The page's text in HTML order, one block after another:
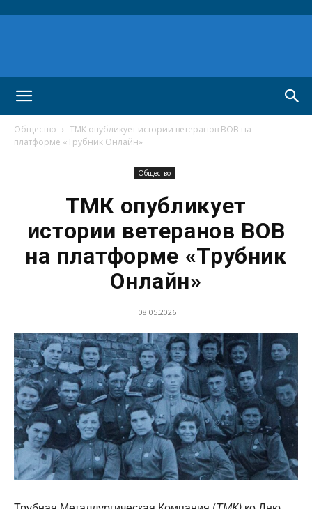
Общество
ТМК опубликует истории ветеранов ВОВ на
платформе «Трубник Онлайн»
Общество
ТМК опубликует
истории ветеранов ВОВ
на платформе «Трубник
Онлайн»
08.05.2026